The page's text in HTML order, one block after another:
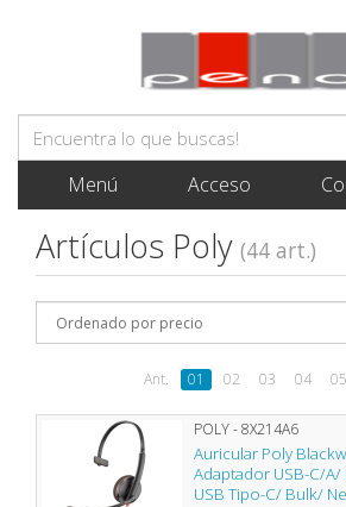
Menú Acceso
Artículos Poly (44 art.)
Ant. 01 02 03 04 05
POLY - 8X214A6
Auricular Poly
Adaptador USB-C/
USB Tipo-C/ Bulk/